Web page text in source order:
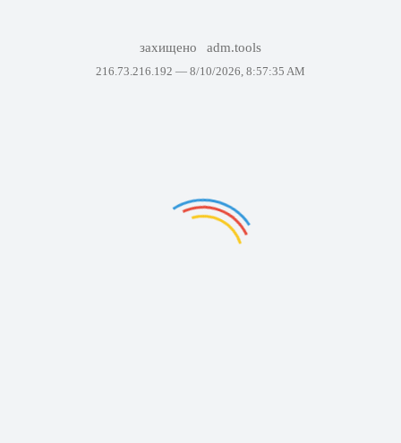
захищено adm.tools
216.73.216.192 — 8/10/2026, 8:57:35 AM